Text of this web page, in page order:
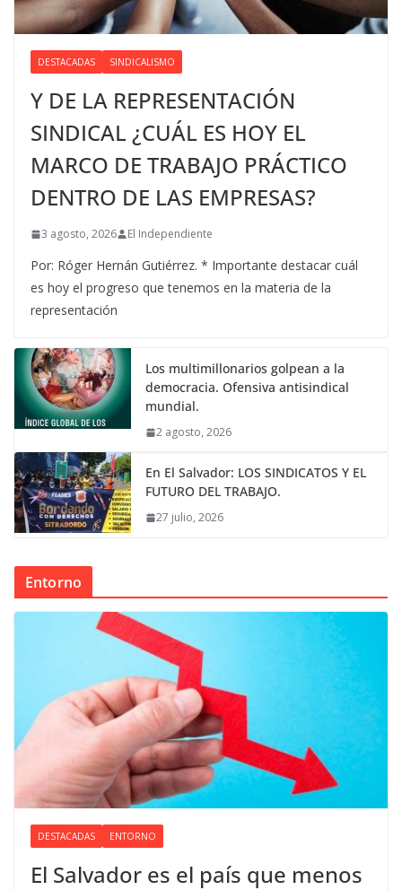
DESTACADAS SINDICALISMO
Y DE LA REPRESENTACIÓN
SINDICAL ¿CUÁL ES HOY EL
MARCO DE TRABAJO PRÁCTICO
DENTRO DE LAS EMPRESAS?
3 agosto, 2026 El Independiente
Por: Róger Hernán Gutiérrez. * Importante destacar cuál
es hoy el progreso que tenemos en la materia de la
representación
Los multimillonarios golpean a la
democracia. Ofensiva antisindical
mundial.
2 agosto, 2026
En El Salvador: LOS SINDICATOS Y EL
FUTURO DEL TRABAJO.
27 julio, 2026
Entorno
DESTACADAS ENTORNO
El Salvador es el país que menos